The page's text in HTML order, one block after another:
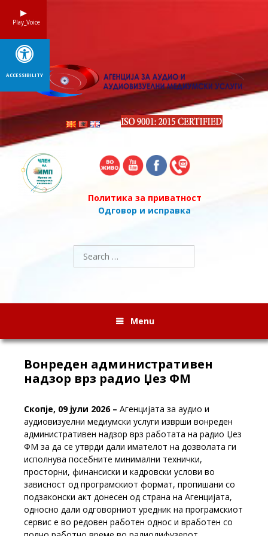
Политика за приватност
Одговор и исправка
Search
for:
Menu
Вонреден административен
надзор врз радио Џез ФМ
Скопје, 09 јули 2026 – Агенцијата за аудио и
аудиовизуелни медиумски услуги изврши вонреден
административен надзор врз работата на радио Џез
ФМ за да се утврди дали имателот на дозволата ги
исполнува посебните минимални технички,
просторни, финансиски и кадровски услови во
зависност од програмскиот формат, пропишани со
подзаконски акт донесен од страна на Агенцијата,
односно дали одговорниот уредник на програмскиот
сервис е во редовен работен однос и вработен со
Play_Voice
ACCESSIBILITY